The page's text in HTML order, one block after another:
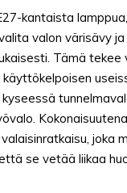
kantaista
valon värisävy ja
Tämä tekee
joka
se vetää liikaa